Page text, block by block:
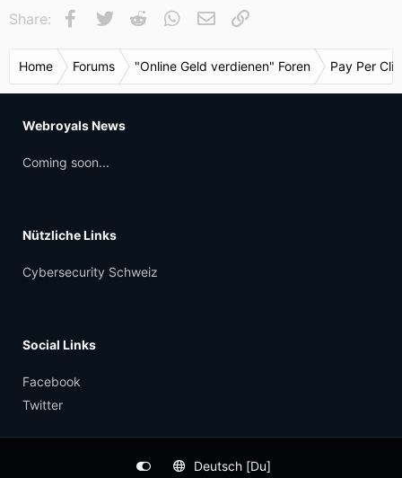
Share: Facebook
Twitter Reddit WhatsApp
E-Mail
Home Forums "Online Geld verdienen" Foren Pay Per
Webroyals News
Coming soon...
Nützliche Links
Cybersecurity Schweiz
Social Links
Facebook
Twitter
Deutsch [Du]